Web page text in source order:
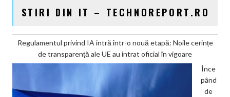
STIRI DIN IT – TECHNOREPORT.RO
Regulamentul privind IA intră într-o nouă etapă: Noile cerințe
de transparență ale UE au intrat oficial în vigoare
Înce
pând
de